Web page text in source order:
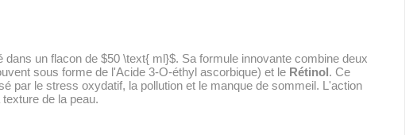
dans un flacon de $50 \text{ ml}$. Sa formule innovante combine deux
sous forme de l'Acide 3-O-éthyl ascorbique) et le Rétinol. Ce
par le stress oxydatif, la pollution et le manque de sommeil. L'action
de la peau.